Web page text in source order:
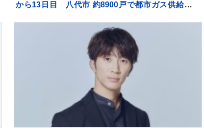
から13日目 八代市 約8900戸で都市ガス供給止ま